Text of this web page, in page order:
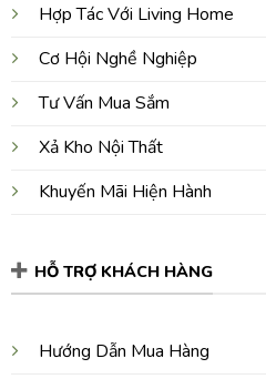
Hợp Tác Với Living Home
Cơ Hội Nghề Nghiệp
Tư Vấn Mua Sắm
Xả Kho Nội Thất
Khuyến Mãi Hiện Hành
HỖ TRỢ KHÁCH HÀNG
Hướng Dẫn Mua Hàng